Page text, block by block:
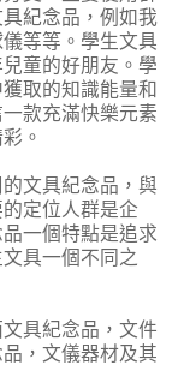
紀念品，例如我
等等。學生文具
童的好朋友。學
取的知識能量和
款充滿快樂元素
。
文具紀念品，與
定位人群是企
一個特點是追求
具一個不同之
具紀念品，文件
，文儀器材及其